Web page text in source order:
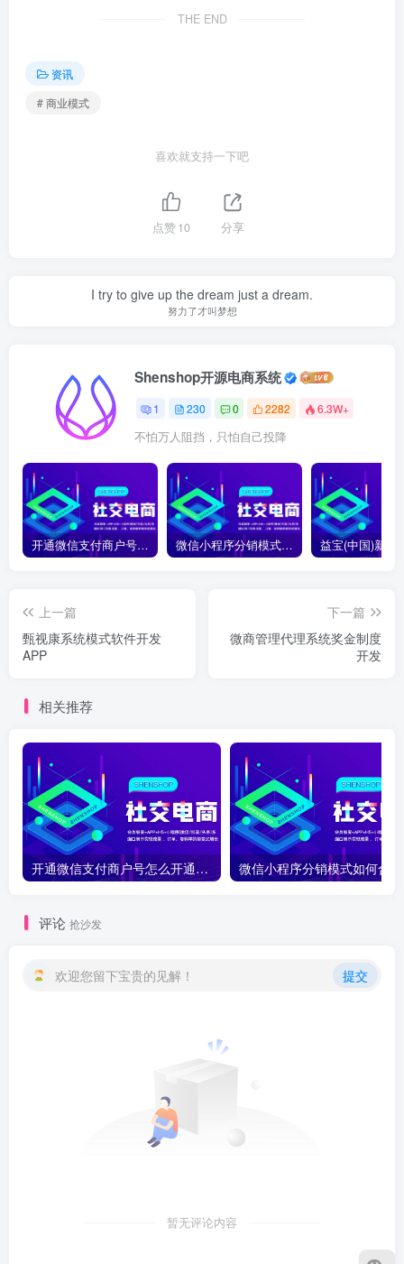
THE END
资讯
# 商业模式
喜欢就支持一下吧
点赞10 分享
I try to give up the dream just a dream.
努力了才叫梦想
Shenshop开源电商系统
1 230 0 2282 6.3W+
不怕万人阻挡，只怕自己投降
开通微信支付商户号怎么开通？开通微信支付商户号详细教程 微信小程序分销模式如何合法合规运营？
上一篇
甄视康系统模式软件开发
APP
下一篇
微商管理代理系统奖金制度
开发
相关推荐
开通微信支付商户号怎么开通？开通微信支付商户号详细教程
评论 抢沙发
欢迎您留下宝贵的见解！ 提交
暂无评论内容